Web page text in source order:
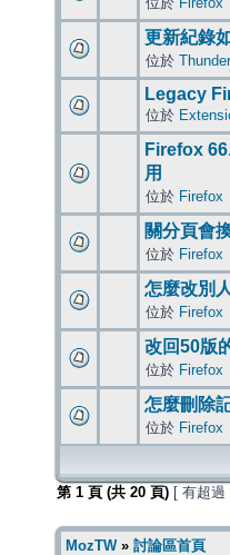
更新紀錄
位於
Legacy
位於
Firefox
用
位於 Firefox
關分頁會
位於 Firefox
怎麼改別
位於 Firefox
改回50版
位於 Firefox
怎麼刪除
位於 Firefox
第 1 頁 (共 20 頁) [ 有超過
MozTW» 討論區首頁